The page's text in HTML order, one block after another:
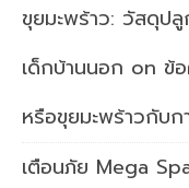
ขุยมะพร้าว: วัสดุป
เด็กบ้านนอก on ข้
หรือขุยมะพร้าวกับ
เตือนภัย Mega